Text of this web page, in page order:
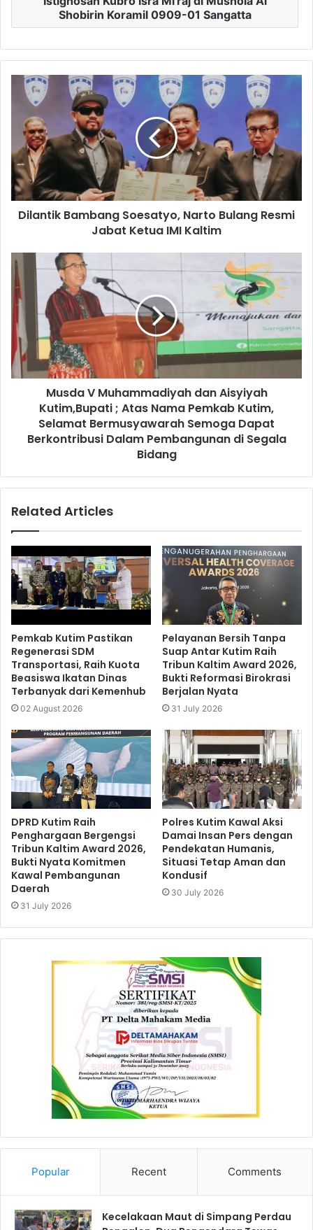
Shobirin Koramil 0909-01 Sangatta
Dilantik Bambang Soesatyo, Narto Bulang Resmi
Jabat Ketua IMI Kaltim
Musda V Muhammadiyah dan Aisyiyah
Kutim,Bupati ; Atas Nama Pemkab Kutim,
Selamat Bermusyawarah Semoga Dapat
Berkontribusi Dalam Pembangunan di Segala
Bidang
Related Articles
Pemkab Kutim Pastikan
Regenerasi SDM
Transportasi, Raih Kuota
Beasiswa Ikatan Dinas
Terbanyak dari Kemenhub
02 August 2026
Pelayanan Bersih Tanpa
Suap Antar Kutim Raih
Tribun Kaltim Award 2026,
Bukti Reformasi Birokrasi
Berjalan Nyata
31 July 2026
DPRD Kutim Raih
Penghargaan Bergengsi
Tribun Kaltim Award 2026,
Bukti Nyata Komitmen
Kawal Pembangunan
Daerah
31 July 2026
Polres Kutim Kawal Aksi
Damai Insan Pers dengan
Pendekatan Humanis,
Situasi Tetap Aman dan
Kondusif
30 July 2026
Popular Recent Comments
Kecelakaan Maut di Simpang Perdau